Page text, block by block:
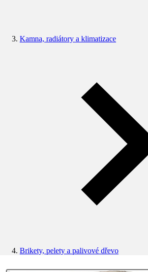
Kamna, radiátory a klimatizace
Brikety, pelety a palivové dřevo